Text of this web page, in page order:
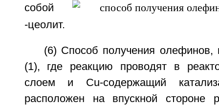
собой
-цеолит.
(6) Способ получения
(1), где реакцию проводят в
слоем и Cu-содержащий
расположен на впускной стороне